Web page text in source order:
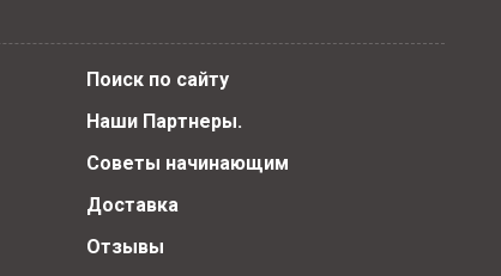
Поиск по сайту
Наши Партнеры.
Советы начинающим
Доставка
Отзывы